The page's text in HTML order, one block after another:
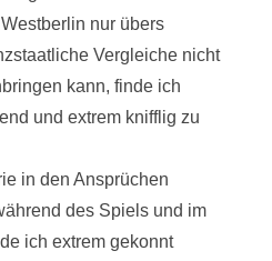
nur übers
Vergleiche nicht
kann, finde ich
und extrem knifflig zu
in den Ansprüchen
des Spiels und im
ich extrem gekonnt